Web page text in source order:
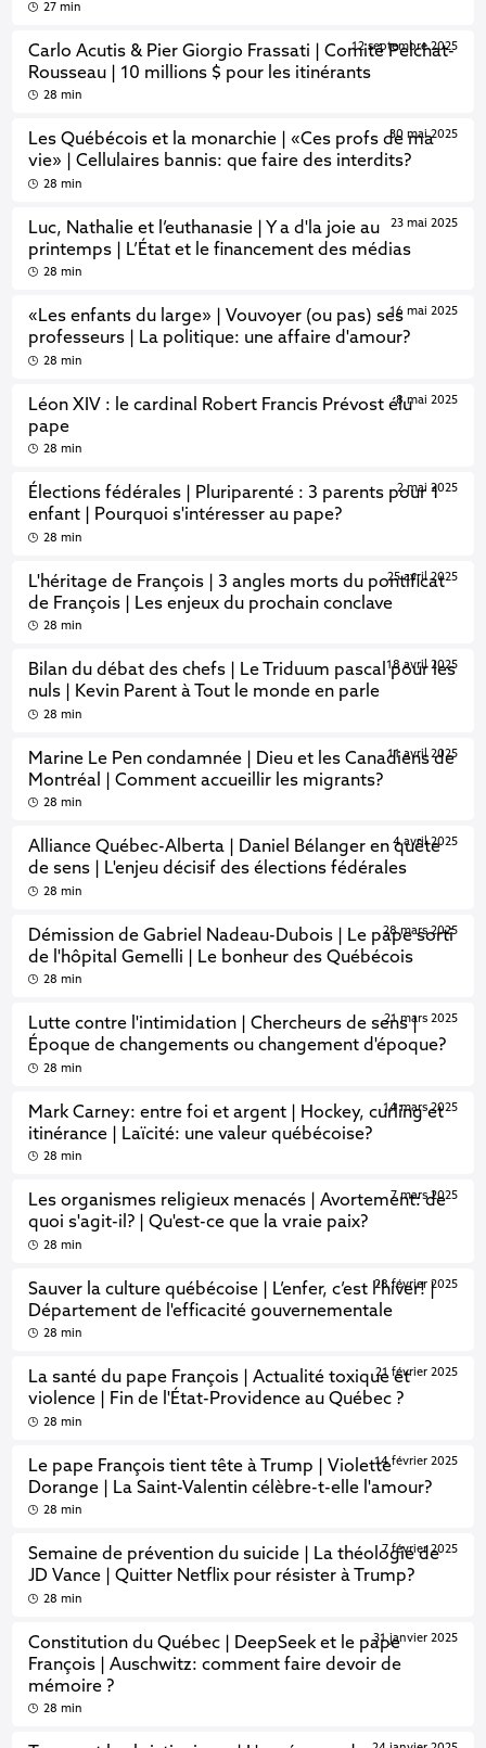
27 min
Carlo Acutis & Pier Giorgio Frassati | Comité Pelchat-
Rousseau | 10 millions $ pour les itinérants
12 septembre 2025
28 min
Les Québécois et la monarchie | «Ces profs de ma
vie» | Cellulaires bannis: que faire des interdits?
30 mai 2025
28 min
Luc, Nathalie et l’euthanasie | Y a d'la joie au
printemps | L’État et le financement des médias
23 mai 2025
28 min
«Les enfants du large» | Vouvoyer (ou pas) ses
professeurs | La politique: une affaire d'amour?
16 mai 2025
28 min
Léon XIV : le cardinal Robert Francis Prévost élu
pape
8 mai 2025
28 min
Élections fédérales | Pluriparenté : 3 parents pour 1
enfant | Pourquoi s'intéresser au pape?
2 mai 2025
28 min
L'héritage de François | 3 angles morts du pontificat
de François | Les enjeux du prochain conclave
25 avril 2025
28 min
Bilan du débat des chefs | Le Triduum pascal pour les
nuls | Kevin Parent à Tout le monde en parle
18 avril 2025
28 min
Marine Le Pen condamnée | Dieu et les Canadiens de
Montréal | Comment accueillir les migrants?
11 avril 2025
28 min
Alliance Québec-Alberta | Daniel Bélanger en quête
de sens | L'enjeu décisif des élections fédérales
4 avril 2025
28 min
Démission de Gabriel Nadeau-Dubois | Le pape sorti
de l'hôpital Gemelli | Le bonheur des Québécois
28 mars 2025
28 min
Lutte contre l'intimidation | Chercheurs de sens |
Époque de changements ou changement d'époque?
21 mars 2025
28 min
Mark Carney: entre foi et argent | Hockey, curling et
itinérance | Laïcité: une valeur québécoise?
14 mars 2025
28 min
Les organismes religieux menacés | Avortement: de
quoi s'agit-il? | Qu'est-ce que la vraie paix?
7 mars 2025
28 min
Sauver la culture québécoise | L’enfer, c’est l’hiver! |
Département de l'efficacité gouvernementale
28 février 2025
28 min
La santé du pape François | Actualité toxique et
violence | Fin de l'État-Providence au Québec ?
21 février 2025
28 min
Le pape François tient tête à Trump | Violette
Dorange | La Saint-Valentin célèbre-t-elle l'amour?
14 février 2025
28 min
Semaine de prévention du suicide | La théologie de
JD Vance | Quitter Netflix pour résister à Trump?
7 février 2025
28 min
Constitution du Québec | DeepSeek et le pape
François | Auschwitz: comment faire devoir de
mémoire ?
31 janvier 2025
28 min